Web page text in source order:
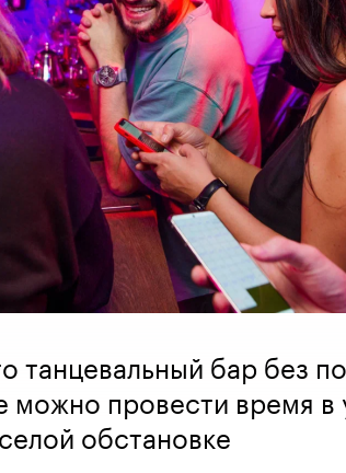
танцевальный бар без
можно провести время в
обстановке